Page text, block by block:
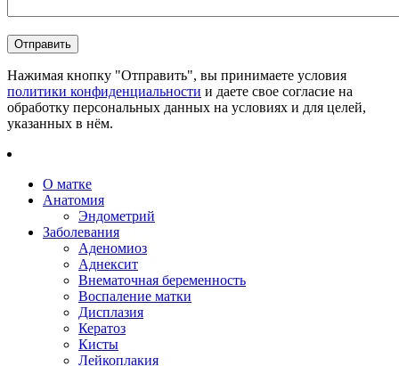
Нажимая кнопку "Отправить", вы принимаете условия
политики конфиденциальности и даете свое согласие на
обработку персональных данных на условиях и для целей,
указанных в нём.
О матке
Анатомия
Эндометрий
Заболевания
Аденомиоз
Аднексит
Внематочная беременность
Воспаление матки
Дисплазия
Кератоз
Кисты
Лейкоплакия